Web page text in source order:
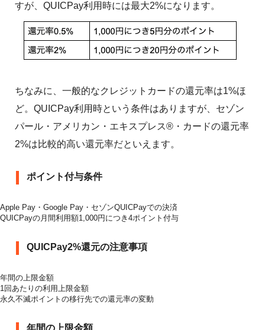
すが、QUICPay利用時には最大2%になります。
ちなみに、一般的なクレジットカードの還元率は1%ほ
ど。QUICPay利用時という条件はありますが、セゾン
パール・アメリカン・エキスプレス®・カードの還元率
2%は比較的高い還元率だといえます。
ポイント付与条件
Apple Pay・Google Pay・セゾンQUICPayでの決済
QUICPayの月間利用額1,000円につき4ポイント付与
QUICPay2%還元の注意事項
年間の上限金額
1回あたりの利用上限金額
永久不滅ポイントの移行先での還元率の変動
年間の上限金額